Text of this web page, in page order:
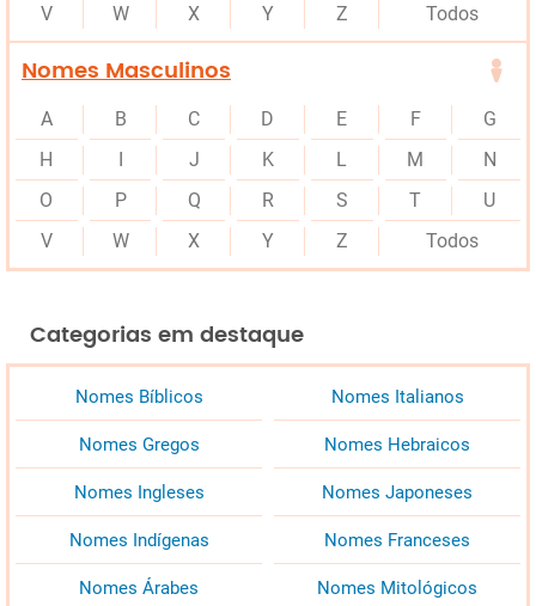
V
W X Y Z Todos
Nomes Masculinos
A B C D E F
G
H
J K L M
N
O
P Q R S T
U
V
W X Y Z Todos
Categorias em destaque
Nomes Bíblicos Nomes Italianos
Nomes Gregos Nomes Hebraicos
Nomes Ingleses Nomes Japoneses
Nomes Indígenas Nomes Franceses
Nomes Árabes Nomes Mitológicos